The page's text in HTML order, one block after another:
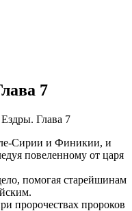
7
Глава 7
Сирии и Финикии, и
по­велен­ному от царя
по­могая старей­шинам
пророчествах про­роков